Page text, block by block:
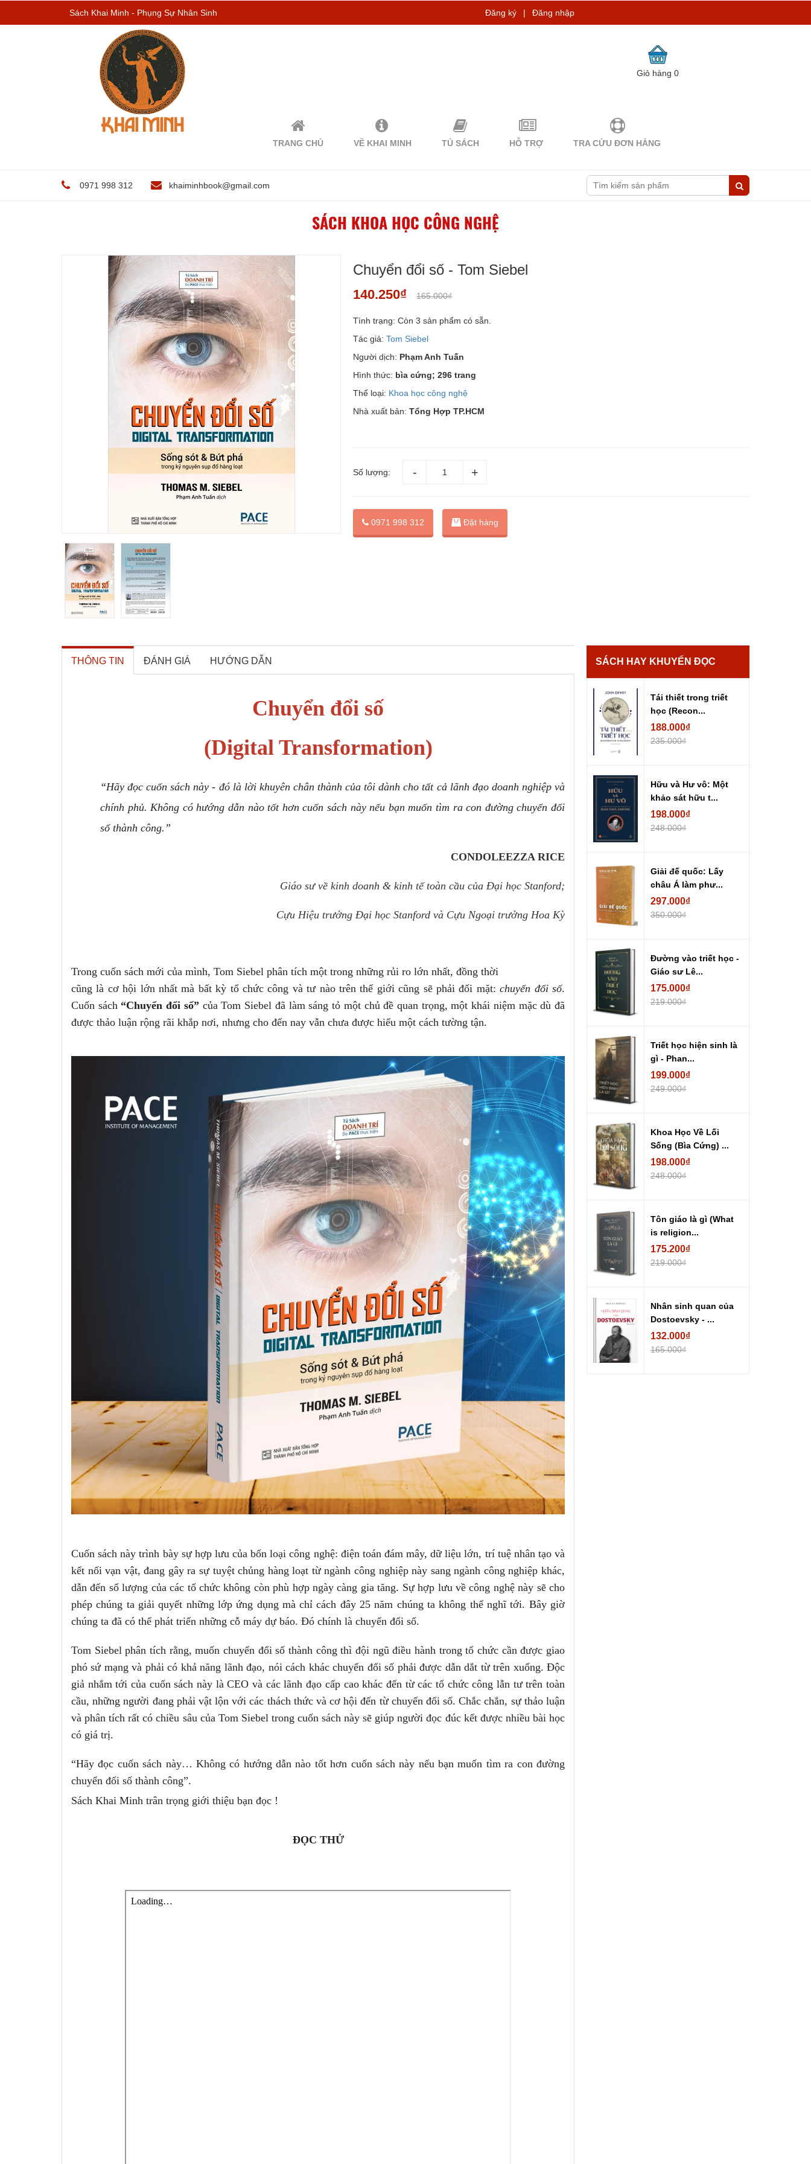
Sách Khai Minh - Phụng Sự Nhân Sinh Đăng ký | Đăng nhập
Giỏ hàng0
TRANG CHỦ VỀ KHAI MINH TỦ SÁCH HỖ TRỢ TRA CỨU ĐƠN HÀNG
0971 998 312 khaiminhbook@gmail.com
SÁCH KHOA HỌC CÔNG NGHỆ
Chuyển đổi số - Tom Siebel
140.250₫ 165.000₫
Tình trạng: Còn 3 sản phẩm có sẵn.
Tác giả: Tom Siebel
Người dịch: Phạm Anh Tuấn
Hình thức: bìa cứng; 296 trang
Thể loại: Khoa học công nghệ
Nhà xuất bản:Tổng Hợp TP.HCM
Số lượng:
0971 998 312 Đặt hàng
THÔNG TIN ĐÁNH GIÁ HƯỚNG DẪN
Chuyển đổi số
(Digital Transformation)
“Hãy đọc cuốn sách này - đó là lời khuyên chân thành của tôi dành cho tất cả lãnh đạo doanh nghiệp và
chính phủ. Không có hướng dẫn nào tốt hơn cuốn sách này nếu bạn muốn tìm ra con đường chuyển đổi
số thành công.”
CONDOLEEZZA RICE
Giáo sư về kinh doanh & kinh tế toàn cầu của Đại học Stanford;
Cựu Hiệu trưởng Đại học Stanford và Cựu Ngoại trưởng Hoa Kỳ
Trong cuốn sách mới của mình, Tom Siebel phân tích một trong những rủi ro lớn nhất, đồng thời
cũng là cơ hội lớn nhất mà bất kỳ tổ chức công và tư nào trên thế giới cũng sẽ phải đối mặt:chuyển đổi số.
Cuốn sách “Chuyển đổi số”của Tom Siebel đã làm sáng tỏ một chủ đề quan trọng, một khái niệm mặc dù đã
được thảo luận rộng rãi khắp nơi, nhưng cho đến nay vẫn chưa được hiểu một cách tường tận.
Cuốn sách này trình bày sự hợp lưu của bốn loại công nghệ: điện toán đám mây, dữ liệu lớn, trí tuệ nhân tạo và
kết nối vạn vật, đang gây ra sự tuyệt chủng hàng loạt từ ngành công nghiệp này sang ngành công nghiệp khác,
dẫn đến số lượng của các tổ chức không còn phù hợp ngày càng gia tăng. Sự hợp lưu về công nghệ này sẽ cho
phép chúng ta giải quyết những lớp ứng dụng mà chỉ cách đây 25 năm chúng ta không thể nghĩ tới. Bây giờ
chúng ta đã có thể phát triển những cỗ máy dự báo. Đó chính là chuyển đổi số.
Tom Siebel phân tích rằng, muốn chuyển đổi số thành công thì đội ngũ điều hành trong tổ chức cần được giao
phó sứ mạng và phải có khả năng lãnh đạo, nói cách khác chuyển đổi số phải được dẫn dắt từ trên xuống. Độc
giả nhắm tới của cuốn sách này là CEO và các lãnh đạo cấp cao khác đến từ các tổ chức công lẫn tư trên toàn
cầu, những người đang phải vật lộn với các thách thức và cơ hội đến từ chuyển đổi số. Chắc chắn, sự thảo luận
và phân tích rất có chiều sâu của Tom Siebel trong cuốn sách này sẽ giúp người đọc đúc kết được nhiều bài học
có giá trị.
“Hãy đọc cuốn sách này… Không có hướng dẫn nào tốt hơn cuốn sách này nếu bạn muốn tìm ra con đường
chuyển đổi số thành công”.
Sách Khai Minh trân trọng giới thiệu bạn đọc !
ĐỌC THỬ
SÁCH HAY KHUYẾN ĐỌC
Tái thiết trong triết
học (Recon...
188.000₫
235.000₫
Hữu và Hư vô: Một
khảo sát hữu t...
198.000₫
248.000₫
Giải đế quốc: Lấy
châu Á làm phư...
297.000₫
350.000₫
Đường vào triết học -
Giáo sư Lê...
175.000₫
219.000₫
Triết học hiện sinh là
gì - Phan...
199.000₫
249.000₫
Khoa Học Về Lối
Sống (Bìa Cứng) ...
198.000₫
248.000₫
Tôn giáo là gì (What
is religion...
175.200₫
219.000₫
Nhân sinh quan của
Dostoevsky - ...
132.000₫
165.000₫